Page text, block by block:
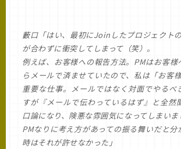
藪口「はい、最初にJoinしたプロジェクト
が合わずに衝突してしまって（笑）。
例えば、お客様への報告方法。PMはお客
らメールで済ませていたので、私は「お客
重要な仕事。メールではなく対面でやるべ
すが『メールで伝わっているはず』と全然
口論になり、険悪な雰囲気になってしまいま
PMなりに考え方があっての振る舞いだと
時はそれが許せなかった」